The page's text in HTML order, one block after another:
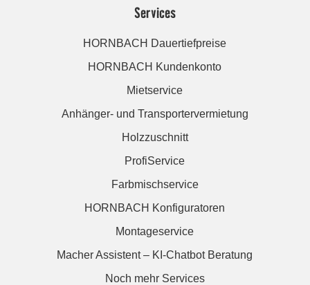
Services
HORNBACH Dauertiefpreise
HORNBACH Kundenkonto
Mietservice
Anhänger- und Transportervermietung
Holzzuschnitt
ProfiService
Farbmischservice
HORNBACH Konfiguratoren
Montageservice
Macher Assistent – KI-Chatbot Beratung
Noch mehr Services